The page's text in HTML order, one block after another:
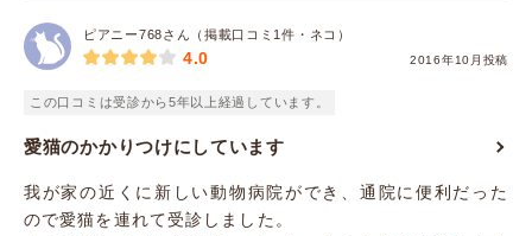
ピアニー768さん（掲載口コミ1件・ネコ）
2016年10月投稿
4.0
この口コミは受診から5年以上経過しています。
愛猫のかかりつけにしています
我が家の近くに新しい動物病院ができ、通院に便利だった
ので愛猫を連れて受診しました。